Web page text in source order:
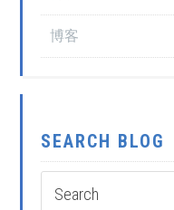
博客
SEARCH BLOG